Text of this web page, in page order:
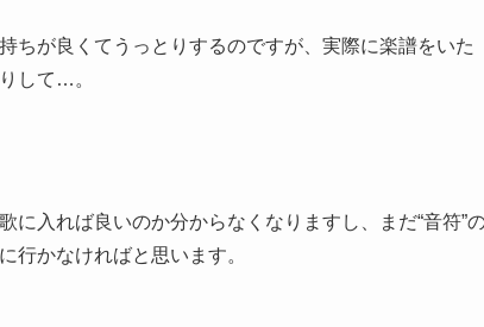
ちが良くてうっとりするのですが、実際に楽譜をいた
して…。
入れば良いのか分からなくなりますし、まだ“音符”
行かなければと思います。